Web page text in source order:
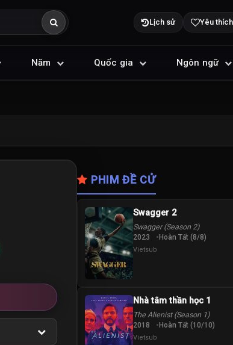
Lịch sử Yêu thích
Năm Quốc gia Ngôn ngữ
PHIM ĐỀ CỬ
Swagger 2
Swagger (Season 2)
2023 Hoàn Tất (8/8)
Vietsub
Nhà tâm thần học 1
The Alienist (Season 1)
2018 Hoàn Tất (10/10)
Vietsub